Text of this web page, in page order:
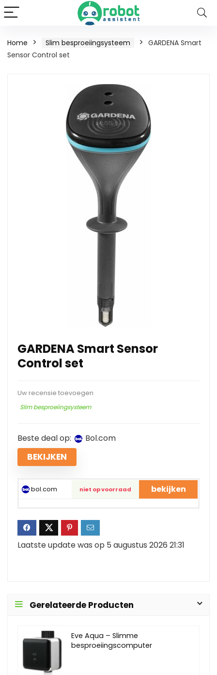
Home Slim besproeiingsysteem
GARDENA Smart
Sensor Control set
GARDENA Smart Sensor
Control set
Uw recensie toevoegen
Slim besproeiingsysteem
Beste deal op: bol.com
BEKIJKEN
bol.com niet op voorraad bekijken
Laatste update was op 5 augustus 2026 21:31
Gerelateerde Producten
Eve Aqua – Slimme
besproeiingscomputer